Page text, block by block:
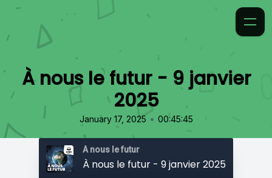
À nous le futur - 9 janvier
2025
January 17, 2025 • 00:45:45
À nous le futur
À nous le futur - 9 janvier 2025